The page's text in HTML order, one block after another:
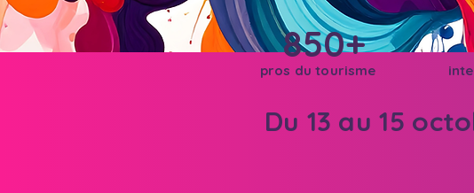
850+
pros du tourisme
Du 13 au 15